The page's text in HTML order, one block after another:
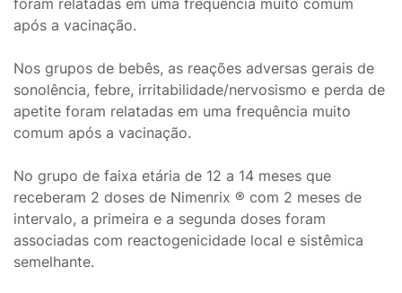
foram relatadas em uma frequência muito comum
após a vacinação.
Nos grupos de bebês, as reações adversas gerais de
sonolência, febre, irritabilidade/nervosismo e perda de
apetite foram relatadas em uma frequência muito
comum após a vacinação.
No grupo de faixa etária de 12 a 14 meses que
receberam 2 doses de Nimenrix ® com 2 meses de
intervalo, a primeira e a segunda doses foram
associadas com reactogenicidade local e sistêmica
semelhante.